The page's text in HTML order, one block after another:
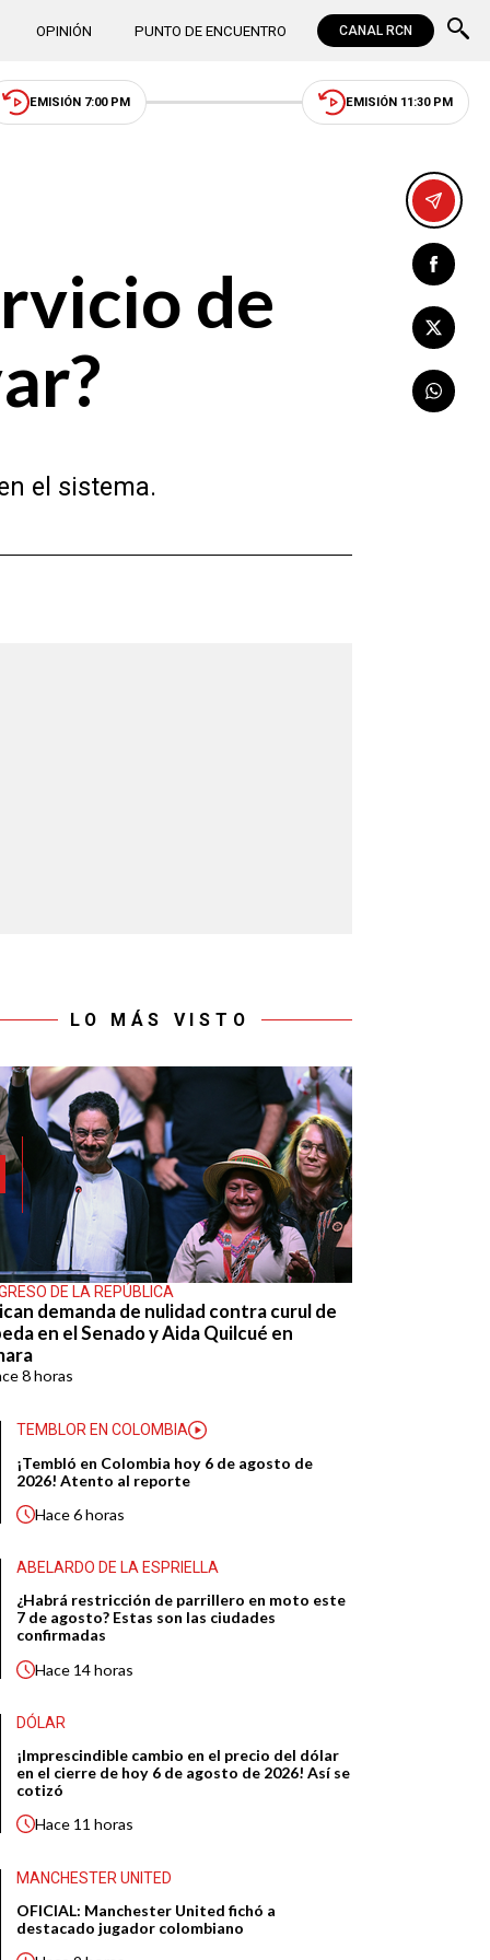
OPINIÓN PUNTO DE ENCUENTRO CANAL RCN
EMISIÓN 7:00 PM EMISIÓN 11:30 PM
de
el sistema.
LO MÁS VISTO
DE LA REPÚBLICA
demanda de nulidad contra curul de
en el Senado y Aida Quilcué en
8 horas
TEMBLOR EN COLOMBIA
¡Tembló en Colombia hoy 6 de agosto de
2026! Atento al reporte
Hace6 horas
ABELARDO DE LA ESPRIELLA
¿Habrá restricción de parrillero en moto este
7 de agosto? Estas son las ciudades
confirmadas
Hace 14 horas
DÓLAR
¡Imprescindible cambio en el precio del dólar
en el cierre de hoy 6 de agosto de 2026! Así se
cotizó
Hace 11 horas
MANCHESTER UNITED
OFICIAL: Manchester United fichó a
destacado jugador colombiano